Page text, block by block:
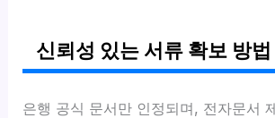
신뢰성 있는 서류 확보 방법
은행 공식 문서만 인정되며, 전자문서